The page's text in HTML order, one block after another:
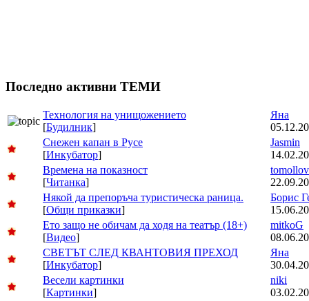
Последно активни ТЕМИ
Технология на унищожението
[Будилник]
Яна
Снежен капан в Русе
[Инкубатор]
Jasmin
Времена на показност
[Читанка]
tomollov
Някой да препоръча туристическа раница.
[Общи приказки]
Борис
Ето защо не обичам да ходя на театър (18+)
[Видео]
mitkoG
СВЕТЪТ СЛЕД КВАНТОВИЯ ПРЕХОД
[Инкубатор]
Яна
Весели картинки
[Картинки]
niki